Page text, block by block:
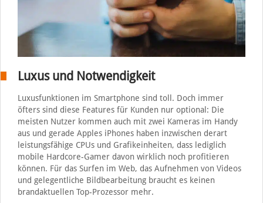
Luxus und Notwendigkeit
Luxusfunktionen im Smartphone sind toll. Doch immer
öfters sind diese Features für Kunden nur optional: Die
meisten Nutzer kommen auch mit zwei Kameras im Handy
aus und gerade Apples iPhones haben inzwischen derart
leistungsfähige CPUs und Grafikeinheiten, dass lediglich
mobile Hardcore-Gamer davon wirklich noch profitieren
können. Für das Surfen im Web, das Aufnehmen von Videos
und gelegentliche Bildbearbeitung braucht es keinen
brandaktuellen Top-Prozessor mehr.